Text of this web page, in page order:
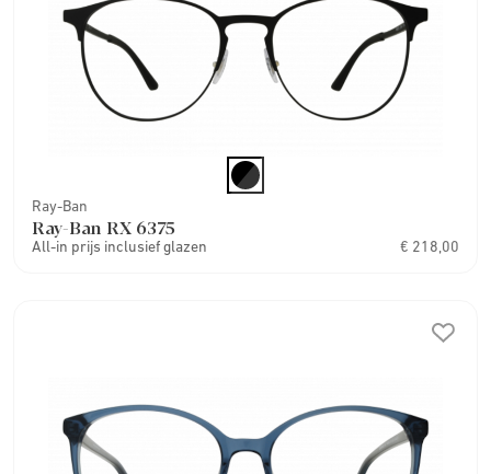
Ray-Ban
Ray-Ban RX 6375
All-in prijs inclusief glazen € 218,00